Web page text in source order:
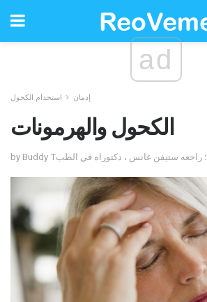
ad
إدمان استخدام الكحول
الكحول والهرمونات
by Buddy T؛ راجعه ستيفن غانس ، دكتوراه في الطب